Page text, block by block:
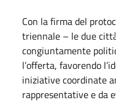
Con la firma del
triennale – le due
congiuntamente
l’offerta, favorendo
iniziative coordinate
rappresentative e da